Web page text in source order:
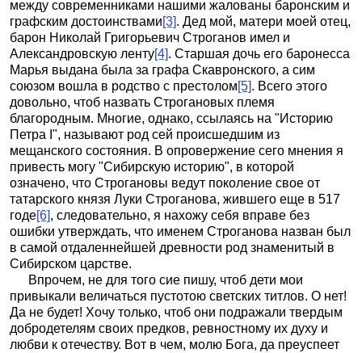
между современниками нашими жалованы баронским и
графским достоинствами[3]. Дед мой, матери моей отец,
барон Николай Григорьевич Строганов имел и
Александровскую ленту[4]. Старшая дочь его баронесса
Марья выдана была за графа Скавронского, а сим
союзом вошла в родство с престолом[5]. Всего этого
довольно, чтоб назвать Строгановых племя
благородным. Многие, однако, ссылаясь на "Историю
Петра I", называют род сей происшедшим из
мещанского состояния. В опровержение сего мнения я
привесть могу "Сибирскую историю", в которой
означено, что Строгановы ведут поколение свое от
татарского князя Луки Строганова, жившего еще в 517
годе[6], следовательно, я нахожу себя вправе без
ошибки утверждать, что именем Строганова назван был
в самой отдаленнейшей древности род знаменитый в
Сибирском царстве.
Впрочем, не для того сие пишу, чтоб дети мои
привыкали величаться пустотою светских титлов. О нет!
Да не будет! Хочу только, чтоб они подражали твердым
добродетелям своих предков, ревностному их духу и
любви к отечеству. Вот в чем, молю Бога, да преуспеет